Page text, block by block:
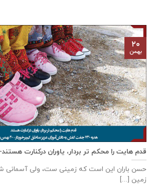
قدم هایت را محکم تر بردار، یاوران درکنارت هستند- ۲۰ بهمن‌ماه ۱۳۹۹
حسن باران این است که زمینی ست، ولی آسمانی
زمین [...]
۲۰
بهمن